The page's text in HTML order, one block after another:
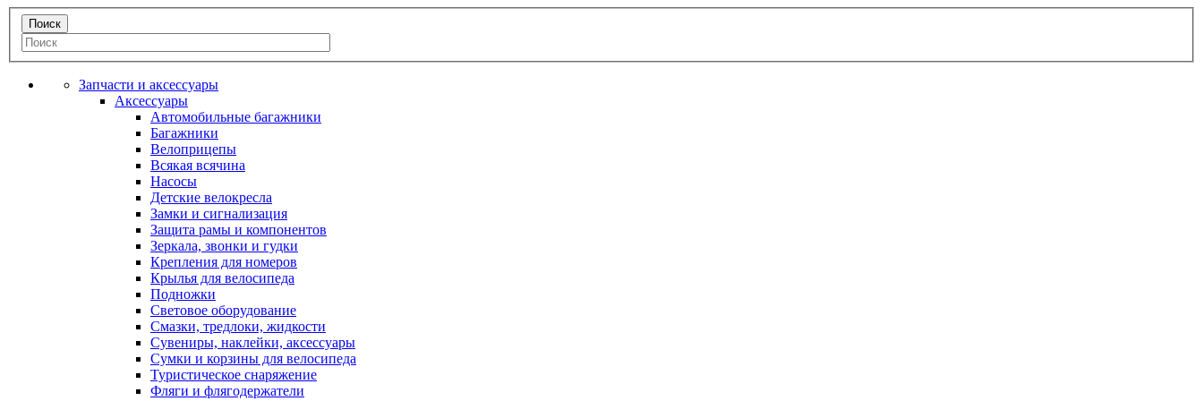
Запчасти и аксессуары
Аксессуары
Автомобильные багажники
Багажники
Велоприцепы
Всякая всячина
Насосы
Детские велокресла
Замки и сигнализация
Защита рамы и компонентов
Зеркала, звонки и гудки
Крепления для номеров
Крылья для велосипеда
Подножки
Световое оборудование
Смазки, тредлоки, жидкости
Сувениры, наклейки, аксессуары
Сумки и корзины для велосипеда
Туристическое снаряжение
Фляги и флягодержатели